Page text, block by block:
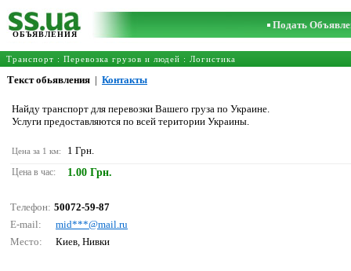
ОБЪЯВЛЕНИЯ
Подать
Транспорт : Перевозка грузов и людей : Логистика
Текст обьявления | Контакты
Найду транспорт для перевозки Вашего груза по Украине.
Услуги предоставляются по всей територии Украины.
Цена за 1 км: 1 Грн.
Цена в час: 1.00 Грн.
Телефон: 50072-59-87
E-mail:
mid***@mаil.ru
Место:
Киев, Нивки